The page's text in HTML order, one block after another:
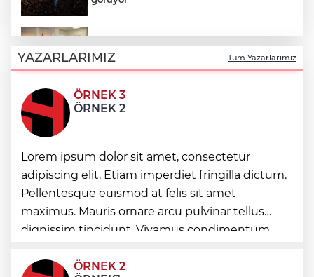
şampiyonlarını ağırladı
Bursa Büyükşehir'den Mudanya'nın
altyapısına güçlü yatırım
Denizli Opera ve Bale Günleri’nde “Kuğu
Gölü” büyüsü
İstanbul Maltepe’de ilaçlama çalışmaları
sürüyor
YAZARLARIMIZ Tüm Yazarlarımız
ÖRNEK 3
ÖRNEK 2
Lorem ipsum dolor sit amet, consectetur
adipiscing elit. Etiam imperdiet fringilla dictum.
Pellentesque euismod at felis sit amet
maximus. Mauris ornare arcu pulvinar tellus
dignissim tincidunt. Vivamus condimentum
condimentum eros et, faucibus sapien. Praese
ÖRNEK 2